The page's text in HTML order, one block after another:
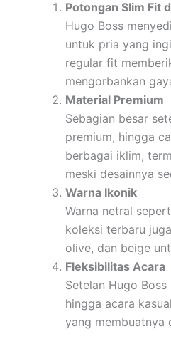
Potongan Slim Fit
Hugo Boss
untuk pria yang
regular fit
mengorbankan
Material Premium
Sebagian besar
premium, hingga
berbagai iklim,
meski desainnya
Warna Ikonik
Warna netral
koleksi terbaru
olive, dan beige
Fleksibilitas Acara
Setelan Hugo
hingga acara
yang membuatnya